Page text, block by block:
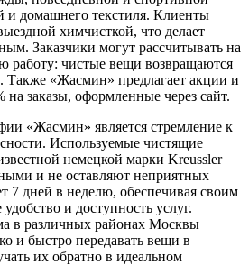
и домашнего текстиля. Клиенты
химчисткой, что делает
Заказчики могут рассчитывать на
работу: чистые вещи возвращаются
Также «Жасмин» предлагает акции и
на заказы, оформленные через сайт.
«Жасмин» является стремление к
Используемые чистящие
немецкой марки Kreussler
и не оставляют неприятных
7 дней в неделю, обеспечивая своим
и доступность услуг.
в различных районах Москвы
и быстро передавать вещи в
их обратно в идеальном